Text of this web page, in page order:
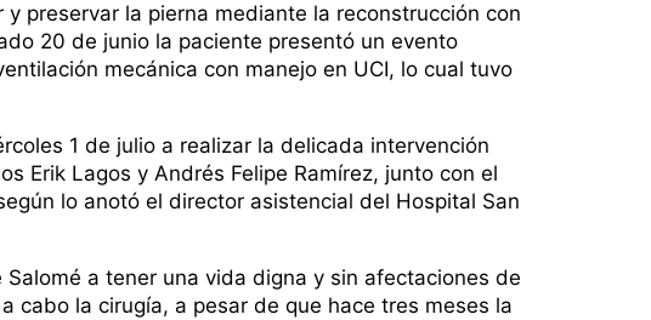
preservar la pierna mediante la reconstrucción con
20 de junio la paciente presentó un evento
mecánica con manejo en UCI, lo cual tuvo
1 de julio a realizar la delicada intervención
Erik Lagos y Andrés Felipe Ramírez, junto con el
lo anotó el director asistencial del Hospital San
a tener una vida digna y sin afectaciones de
cabo la cirugía, a pesar de que hace tres meses la